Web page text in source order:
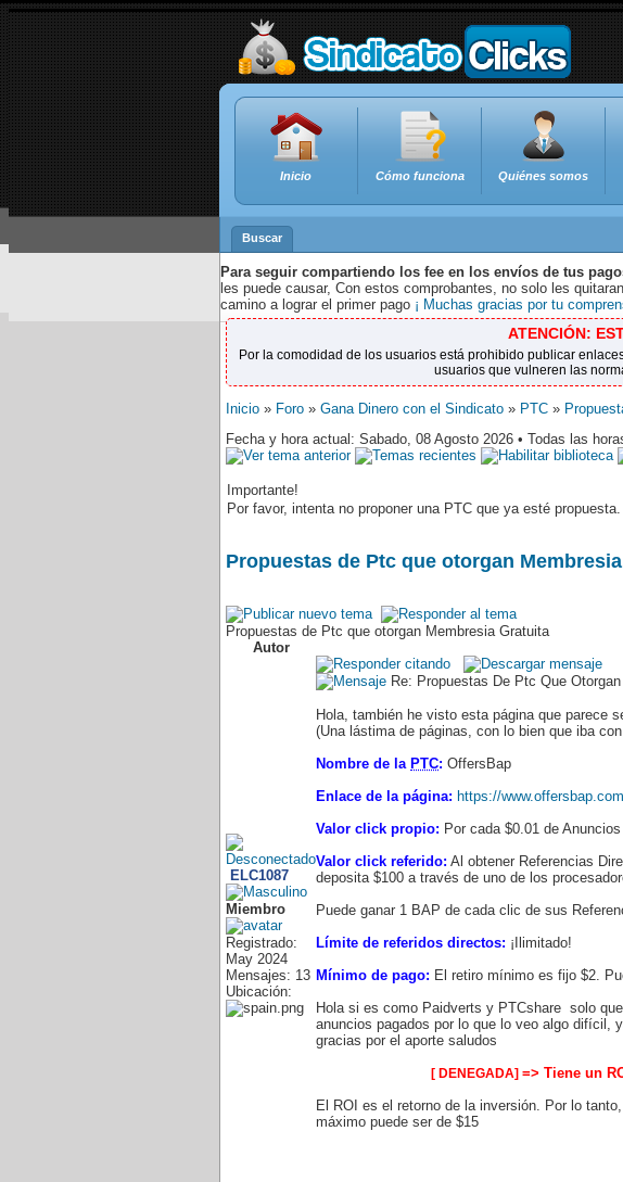
Inicio Cómo funciona Quiénes somos
Buscar
Para seguir compartiendo los fee en los envíos de tus
les puede causar, Con estos comprobantes, no solo les
camino a lograr el primer pago ¡ Muchas gracias por tu
ATENCIÓN:
Por la comodidad de los usuarios está prohibido publicar
usuarios que vulneren las
Inicio » Foro » Gana Dinero con el Sindicato » PTC »
Fecha y hora actual: Sabado, 08 Agosto 2026 • Todas las
Importante!
Por favor, intenta no proponer una PTC que ya esté
Propuestas de Ptc que otorgan
Propuestas de Ptc que otorgan Membresia Gratuita
Autor
ELC1087
Miembro
Registrado:
May 2024
Mensajes: 13
Ubicación:
Re: Propuestas De Ptc Que
Hola, también he visto esta página que parece
(Una lástima de páginas, con lo bien que iba
Nombre de la PTC: OffersBap
Enlace de la página: https://
Valor click propio: Por cada $0.01 de
Valor click referido: Al obtener Referencias
deposita $100 a través de uno de los
Puede ganar 1 BAP de cada clic de sus
Límite de referidos directos: ¡Ilimitado!
Mínimo de pago: El retiro mínimo es fijo $2.
Hola si es como Paidverts y PTCshare solo
anuncios pagados por lo que lo veo algo difícil,
gracias por el aporte saludos
[ DENEGADA] => Tiene un
El ROI es el retorno de la inversión. Por lo
máximo puede ser de $15